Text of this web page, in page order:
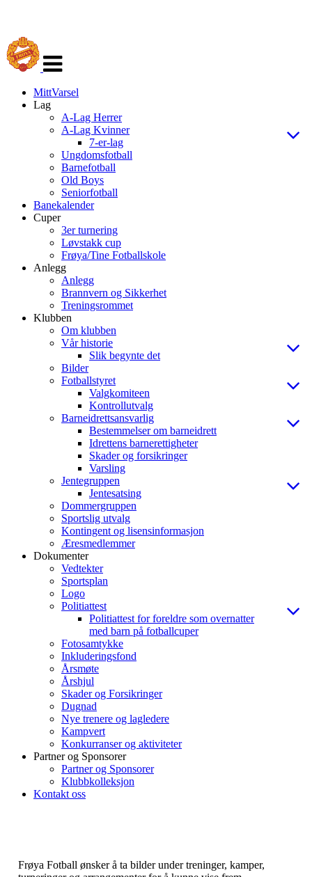
navigasjon
MittVarsel
Lag
A-Lag Herrer
A-Lag Kvinner
7-er-lag
Ungdomsfotball
Barnefotball
Old Boys
Seniorfotball
Banekalender
Cuper
3er turnering
Løvstakk cup
Frøya/Tine Fotballskole
Anlegg
Anlegg
Brannvern og Sikkerhet
Treningsrommet
Klubben
Om klubben
Vår historie
Slik begynte det
Bilder
Fotballstyret
Valgkomiteen
Kontrollutvalg
Barneidrettsansvarlig
Bestemmelser om barneidrett
Idrettens barnerettigheter
Skader og forsikringer
Varsling
Jentegruppen
Jentesatsing
Dommergruppen
Sportslig utvalg
Kontingent og lisensinformasjon
Æresmedlemmer
Dokumenter
Vedtekter
Sportsplan
Logo
Politiattest
Politiattest for foreldre som overnatter
med barn på fotballcuper
Fotosamtykke
Inkluderingsfond
Årsmøte
Årshjul
Skader og Forsikringer
Dugnad
Nye trenere og lagledere
Kampvert
Konkurranser og aktiviteter
Partner og Sponsorer
Partner og Sponsorer
Klubbkolleksjon
Kontakt oss
Frøya Fotball ønsker å ta bilder under treninger, kamper,